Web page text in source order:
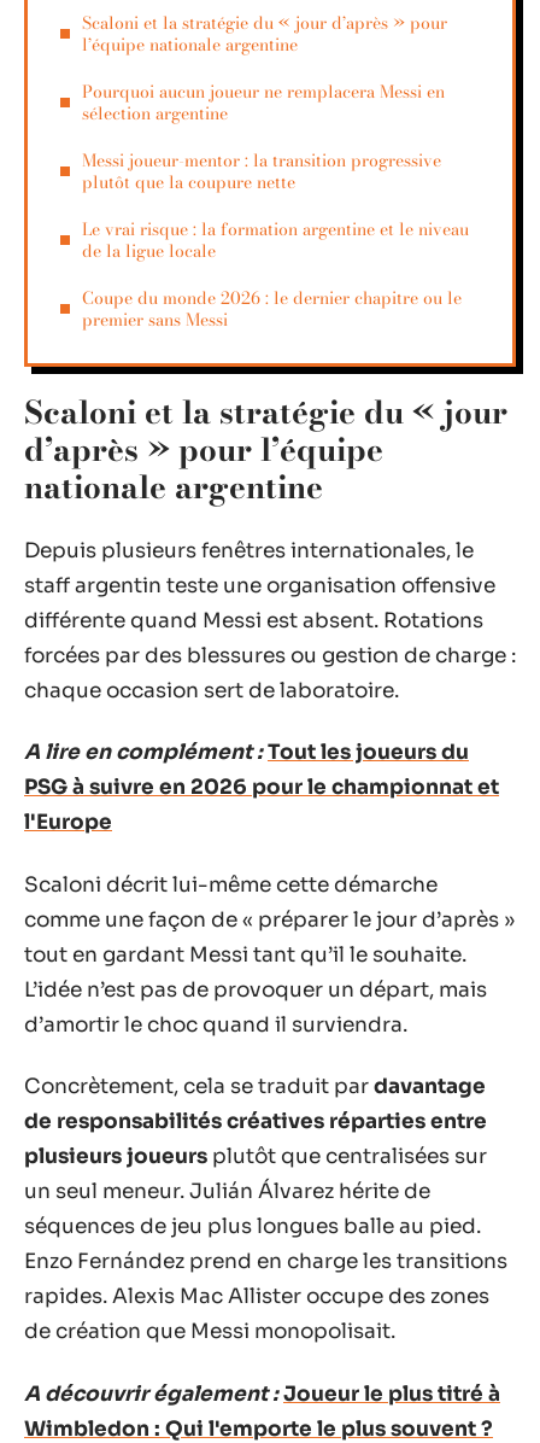
Scaloni et la stratégie du « jour d’après » pour
l’équipe nationale argentine
Pourquoi aucun joueur ne remplacera Messi en
sélection argentine
Messi joueur-mentor : la transition progressive
plutôt que la coupure nette
Le vrai risque : la formation argentine et le niveau
de la ligue locale
Coupe du monde 2026 : le dernier chapitre ou le
premier sans Messi
Scaloni et la stratégie du « jour
d’après » pour l’équipe
nationale argentine
Depuis plusieurs fenêtres internationales, le
staff argentin teste une organisation offensive
différente quand Messi est absent. Rotations
forcées par des blessures ou gestion de charge :
chaque occasion sert de laboratoire.
A lire en complément :Tout les joueurs du
PSG à suivre en 2026 pour le championnat et
l'Europe
Scaloni décrit lui-même cette démarche
comme une façon de « préparer le jour d’après »
tout en gardant Messi tant qu’il le souhaite.
L’idée n’est pas de provoquer un départ, mais
d’amortir le choc quand il surviendra.
Concrètement, cela se traduit pardavantage
de responsabilités créatives réparties entre
plusieurs joueurs plutôt que centralisées sur
un seul meneur. Julián Álvarez hérite de
séquences de jeu plus longues balle au pied.
Enzo Fernández prend en charge les transitions
rapides. Alexis Mac Allister occupe des zones
de création que Messi monopolisait.
A découvrir également :Joueur le plus titré à
Wimbledon : Qui l'emporte le plus souvent ?